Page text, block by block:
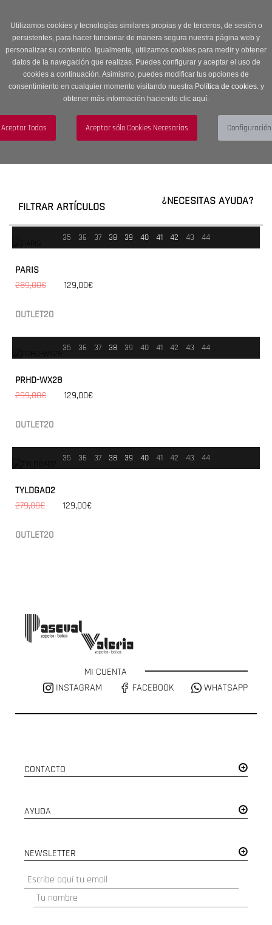
Utilizamos cookies y tecnologías similares propias y de terceros, de sesión o
persistentes, para hacer funcionar de manera segura nuestra página web y
personalizar su contenido. Igualmente, utilizamos cookies para medir y obtener
datos de la navegación que realizas. Puedes configurar y aceptar el uso de
cookies a continuación. Asimismo, puedes modificar tus opciones de
consentimiento en cualquier momento visitando nuestra Política de cookies.y
obtener más información haciendo clic aquí.
descuento en Sección OUTLET con código OUTLET20
navigation
Menú
FILTRAR ARTÍCULOS ¿NECESITAS AYUDA?
35 36 37 38 39 40 41 42 43 44
PARIS
289,00€
129,00€
OUTLET20
35 36 37 38 39 40 41 42 43 44
PRHD-WX28
299,00€
129,00€
OUTLET20
35 36 37 38 39 40 41 42 43 44
TYLDGAO2
279,00€
129,00€
OUTLET20
MI CUENTA
INSTAGRAM
FACEBOOK WHATSAPP
CONTACTO
AYUDA
NEWSLETTER